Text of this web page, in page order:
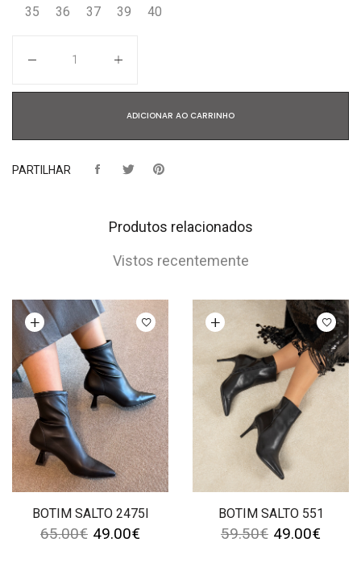
35
36 37 39 40
ADICIONAR AO CARRINHO
PARTILHAR
Produtos relacionados
Vistos recentemente
BOTIM SALTO 2475I
opções
65.00€ 49.00€
BOTIM SALTO 551
Ver opções
59.50€ 49.00€